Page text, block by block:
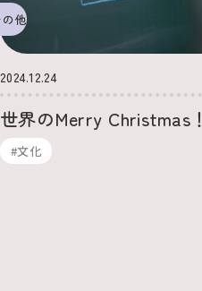
の他
2024.12.24
世界のMerry Christmas！
#文化